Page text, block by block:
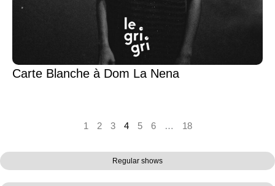
Regular shows
Carte Blanche à Dom La Nena
1 2 3 4 5 6 … 18